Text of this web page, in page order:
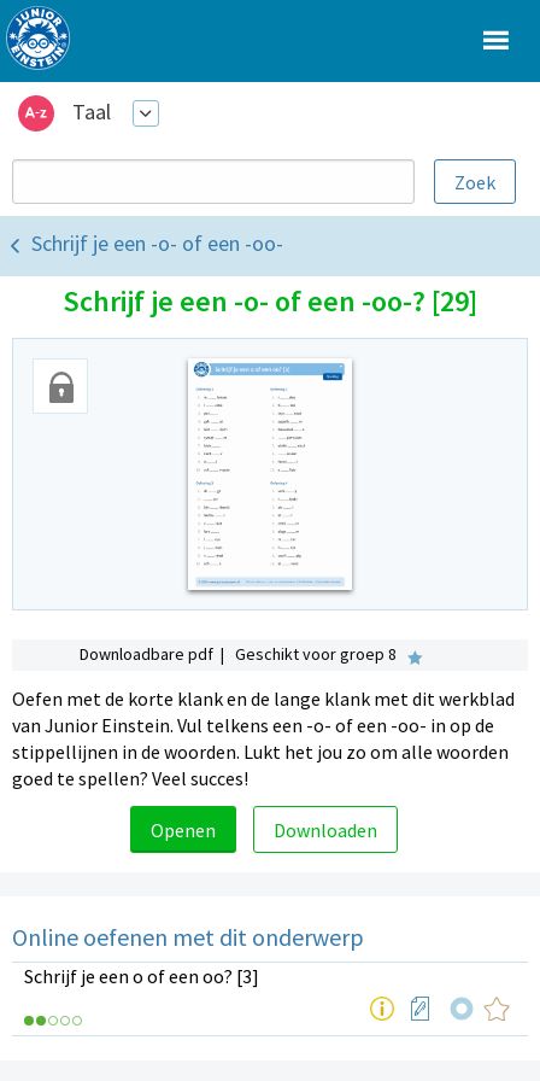
Taal
Schrijf je een -o- of een -oo-
Schrijf je een -o- of een -oo-? [29]
Downloadbare pdf | Geschikt voor groep 8
Oefen met de korte klank en de lange klank met dit werkblad
van Junior Einstein. Vul telkens een -o- of een -oo- in op de
stippellijnen in de woorden. Lukt het jou zo om alle woorden
goed te spellen? Veel succes!
Openen Downloaden
Online oefenen met dit onderwerp
Schrijf je een o of een oo? [3]